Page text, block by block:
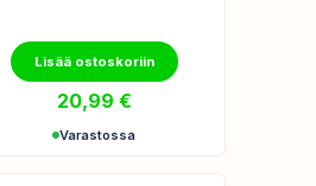
Lisää ostoskoriin
20,99 €
Varastossa